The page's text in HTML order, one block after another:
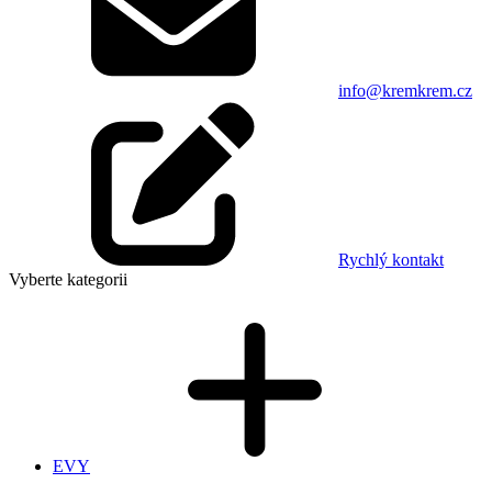
info@kremkrem.cz
Rychlý kontakt
Vyberte kategorii
EVY